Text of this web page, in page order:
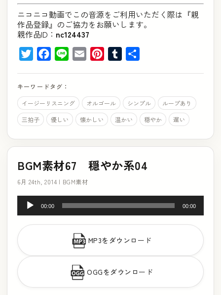
ニコニコ動画でこの音源をご利用いただく際は『親
作品登録』のご協力をお願いします。
親作品ID： nc124437
TwitterFacebook
Line Email Pinterest
Tumblr
キーワードタグ：
イージーリスニング
オルゴール シンプル
ループあり
三拍子
優しい 懐かしい 温かい 穏やか 遅い
BGM素材67 穏やか系04
6月 24th, 2014 | BGM素材
声
プ
レ
ー
ヤ
00:00 00:00
MP3をダウンロード
OGGをダウンロード